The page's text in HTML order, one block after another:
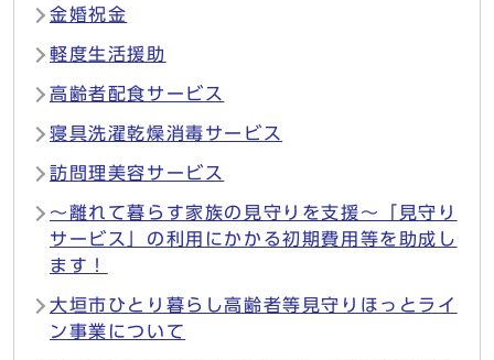
金婚祝金
軽度生活援助
高齢者配食サービス
寝具洗濯乾燥消毒サービス
訪問理美容サービス
〜離れて暮らす家族の見守りを支援〜「見守り
サービス」の利用にかかる初期費用等を助成し
ます！
大垣市ひとり暮らし高齢者等見守りほっとライ
ン事業について